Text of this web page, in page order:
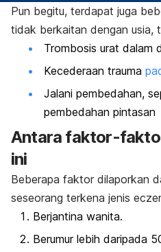
Pun begitu, terdapat juga
tidak berkaitan dengan usia,
Trombosis urat dalam
Kecederaan trauma
Jalani pembedahan,
pembedahan pintasan
Antara faktor-
ini
Beberapa faktor dilaporkan
seseorang terkena jenis
Berjantina wanita.
Berumur lebih daripada